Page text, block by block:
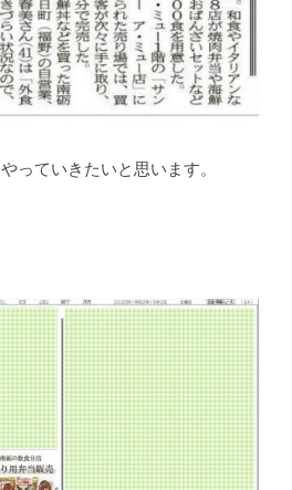
っていきたいと思います。